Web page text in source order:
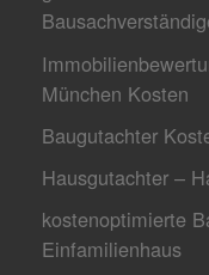
München Kosten
Baugutachter
Hausgutachter –
kostenoptimierte
Einfamilienhaus